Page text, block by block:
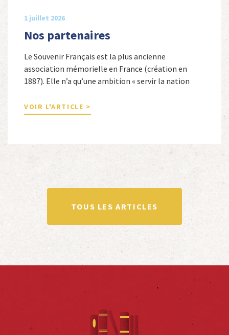
1 juillet 2026
Nos partenaires
Le Souvenir Français est la plus ancienne
association mémorielle en France (création en
1887). Elle n’a qu’une ambition « servir la nation
nationale de la France. Afin d’atteindre cet objectif,
Le Souvenir Français entretient des liens amicaux
totalité ou partiellement afin de faire vivre […]
VOIR L'ARTICLE >
TOUS LES ARTICLES